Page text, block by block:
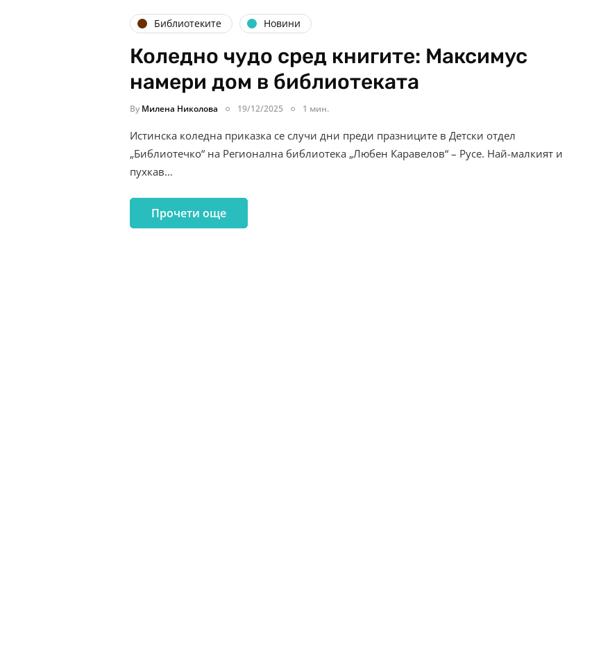
Библиотеките Новини
Коледно чудо сред книгите: Максимус
намери дом в библиотеката
By Милена Николова 19/12/2025 1 мин.
Истинска коледна приказка се случи дни преди празниците в Детски отдел
„Библиотечко“ на Регионална библиотека „Любен Каравелов“ – Русе. Най-малкият и
пухкав…
Прочети още